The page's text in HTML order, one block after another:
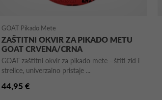
GOAT Pikado Mete
ZAŠTITNI OKVIR ZA PIKADO METU
GOAT CRVENA/CRNA
GOAT zaštitni okvir za pikado mete - štiti zid i
strelice, univerzalno pristaje ...
44,95 €